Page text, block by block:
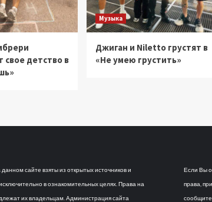
свое детство в
Музыка
Джиган и Niletto грустят в
«Не умею грустить»
сайте взяты из открытых источников и
в ознакомительных целях. Права на
их владельцам. Администрация сайта
Если Вы
права,
сообщите